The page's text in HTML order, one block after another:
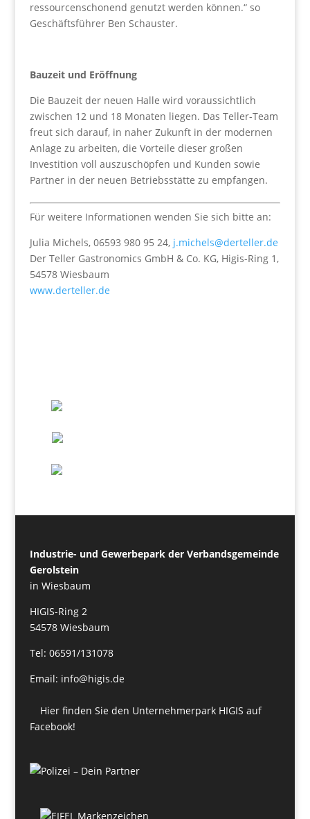
ressourcenschonend genutzt werden können.“ so
Geschäftsführer Ben Schauster.
Bauzeit und Eröffnung
Die Bauzeit der neuen Halle wird voraussichtlich
zwischen 12 und 18 Monaten liegen. Das Teller-Team
freut sich darauf, in naher Zukunft in der modernen
Anlage zu arbeiten, die Vorteile dieser großen
Investition voll auszuschöpfen und Kunden sowie
Partner in der neuen Betriebsstätte zu empfangen.
Für weitere Informationen wenden Sie sich bitte an:
Julia Michels, 06593 980 95 24, j.michels@derteller.de
Der Teller Gastronomics GmbH & Co. KG, Higis-Ring 1,
54578 Wiesbaum
www.derteller.de
Industrie- und Gewerbepark der Verbandsgemeinde
Gerolstein
in Wiesbaum
HIGIS-Ring 2
54578 Wiesbaum
Tel: 06591/131078
Email: info@higis.de
Hier finden Sie den Unternehmerpark HIGIS auf
Facebook!